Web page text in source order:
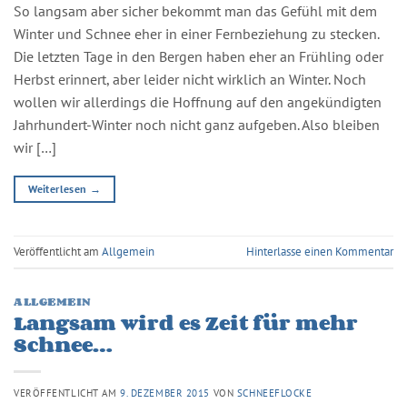
So langsam aber sicher bekommt man das Gefühl mit dem
Winter und Schnee eher in einer Fernbeziehung zu stecken.
Die letzten Tage in den Bergen haben eher an Frühling oder
Herbst erinnert, aber leider nicht wirklich an Winter. Noch
wollen wir allerdings die Hoffnung auf den angekündigten
Jahrhundert-Winter noch nicht ganz aufgeben. Also bleiben
wir […]
Weiterlesen →
Veröffentlicht am Allgemein Hinterlasse einen Kommentar
ALLGEMEIN
Langsam wird es Zeit für mehr
Schnee…
VERÖFFENTLICHT AM9. DEZEMBER 2015 VON SCHNEEFLOCKE